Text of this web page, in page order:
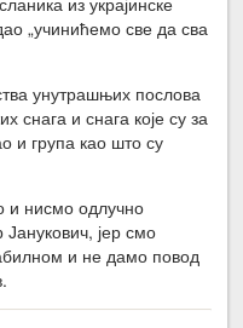
„учинићемо све да сва
унутрашњих послова
снага и снага које су за
и група као што су
и нисмо одлучно
јер смо
и не дамо повод